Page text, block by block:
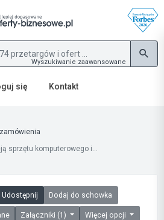
Wyszukiwanie zaawansowane
się Kontakt
sprzętu komputerowego i...
Udostępnij Dodaj do schowka
Załączniki (1) Więcej opcji